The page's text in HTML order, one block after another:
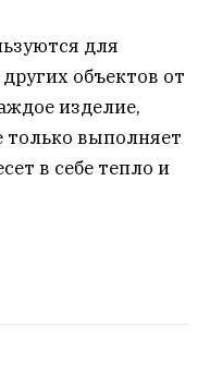
для
объектов от
изделие,
только выполняет
в себе тепло и